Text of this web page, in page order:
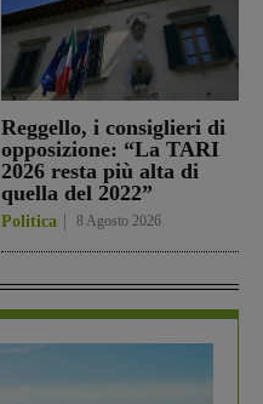
Reggello, i consiglieri di
opposizione: “La TARI
2026 resta più alta di
quella del 2022”
Politica 8 Agosto 2026